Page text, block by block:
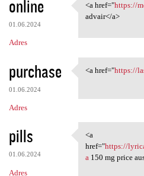
online
01.06.2024
Adres
<a
<a href="https://
advair</a>
purchase
01.06.2024
Adres
<a
<a href="https://
pills
01.06.2024
Adres
<a
<a
href="https://
a150 mg price